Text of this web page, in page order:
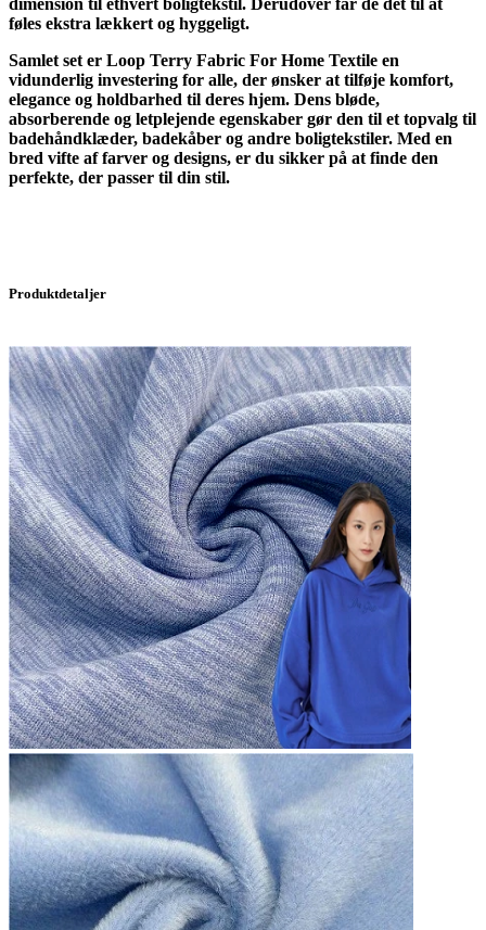
dimension til ethvert boligtekstil. Derudover får de det til at
føles ekstra lækkert og hyggeligt.
Samlet set er Loop Terry Fabric For Home Textile en
vidunderlig investering for alle, der ønsker at tilføje komfort,
elegance og holdbarhed til deres hjem. Dens bløde,
absorberende og letplejende egenskaber gør den til et topvalg til
badehåndklæder, badekåber og andre boligtekstiler. Med en
bred vifte af farver og designs, er du sikker på at finde den
perfekte, der passer til din stil.
Produktdetaljer